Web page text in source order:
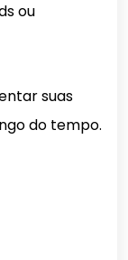
ou
suas
do tempo.